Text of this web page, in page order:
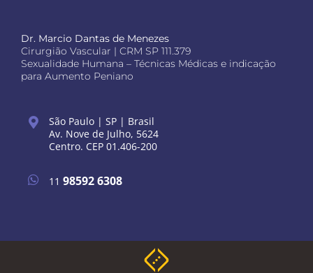
Dr. Marcio Dantas de Menezes
Cirurgião Vascular | CRM SP 111.379
Sexualidade Humana – Técnicas Médicas e indicação
para Aumento Peniano
São Paulo | SP | Brasil
Av. Nove de Julho, 5624
Centro. CEP 01.406-200
11 98592 6308